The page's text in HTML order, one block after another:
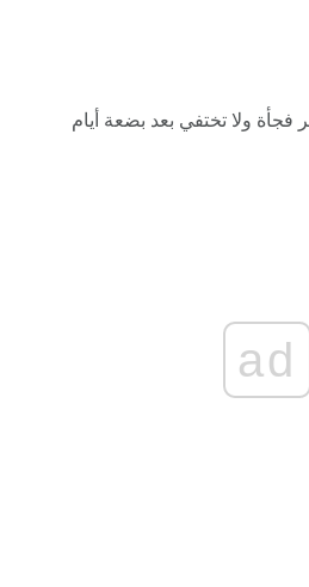
فجأة ولا تختفي بعد بضعة أيام
ad